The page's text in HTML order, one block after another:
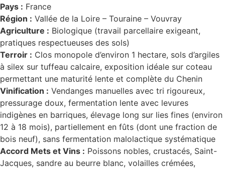
Pays : France
Région : Vallée de la Loire – Touraine – Vouvray
Agriculture : Biologique (travail parcellaire exigeant,
pratiques respectueuses des sols)
Terroir : Clos monopole d’environ 1 hectare, sols d’argiles
à silex sur tuffeau calcaire, exposition idéale sur coteau
permettant une maturité lente et complète du Chenin
Vinification : Vendanges manuelles avec tri rigoureux,
pressurage doux, fermentation lente avec levures
indigènes en barriques, élevage long sur lies fines (environ
12 à 18 mois), partiellement en fûts (dont une fraction de
bois neuf), sans fermentation malolactique systématique
Accord Mets et Vins : Poissons nobles, crustacés, Saint-
Jacques, sandre au beurre blanc, volailles crémées,